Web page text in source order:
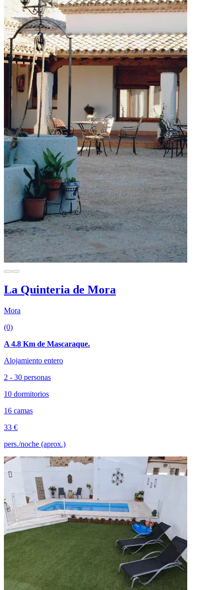
La Quinteria de Mora
Mora
(0)
A 4.8 Km de Mascaraque.
Alojamiento entero
2 - 30 personas
10 dormitorios
16 camas
33 €
pers./noche (aprox.)